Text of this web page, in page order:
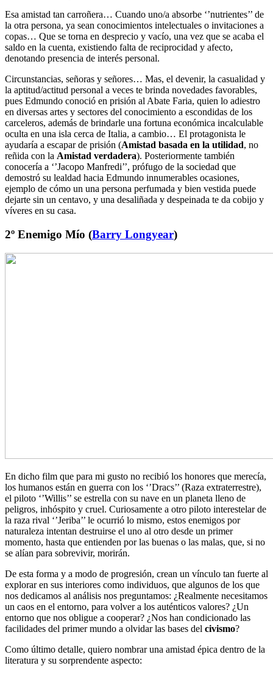
Esa amistad tan carroñera… Cuando uno/a absorbe ‘’nutrientes’’ de
la otra persona, ya sean conocimientos intelectuales o invitaciones a
copas… Que se torna en desprecio y vacío, una vez que se acaba el
saldo en la cuenta, existiendo falta de reciprocidad y afecto,
denotando presencia de interés personal.
Circunstancias, señoras y señores… Mas, el devenir, la casualidad y
la aptitud/actitud personal a veces te brinda novedades favorables,
pues Edmundo conoció en prisión al Abate Faria, quien lo adiestro
en diversas artes y sectores del conocimiento a escondidas de los
carceleros, además de brindarle una fortuna económica incalculable
oculta en una isla cerca de Italia, a cambio… El protagonista le
ayudaría a escapar de prisión (Amistad basada en la utilidad, no
reñida con la Amistad verdadera). Posteriormente también
conocería a ‘’Jacopo Manfredi’’, prófugo de la sociedad que
demostró su lealdad hacia Edmundo innumerables ocasiones,
ejemplo de cómo un una persona perfumada y bien vestida puede
dejarte sin un centavo, y una desaliñada y despeinada te da cobijo y
víveres en su casa.
2º Enemigo Mío (Barry Longyear)
En dicho film que para mi gusto no recibió los honores que merecía,
los humanos están en guerra con los ‘’Dracs’’ (Raza extraterrestre),
el piloto ‘’Willis’’ se estrella con su nave en un planeta lleno de
peligros, inhóspito y cruel. Curiosamente a otro piloto interestelar de
la raza rival ‘’Jeriba’’ le ocurrió lo mismo, estos enemigos por
naturaleza intentan destruirse el uno al otro desde un primer
momento, hasta que entienden por las buenas o las malas, que, si no
se alían para sobrevivir, morirán.
De esta forma y a modo de progresión, crean un vínculo tan fuerte al
explorar en sus interiores como individuos, que algunos de los que
nos dedicamos al análisis nos preguntamos: ¿Realmente necesitamos
un caos en el entorno, para volver a los auténticos valores? ¿Un
entorno que nos obligue a cooperar? ¿Nos han condicionado las
facilidades del primer mundo a olvidar las bases del civismo?
Como último detalle, quiero nombrar una amistad épica dentro de la
literatura y su sorprendente aspecto: